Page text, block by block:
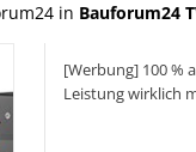
in Bauforum24
[Werbung] 100 %
Leistung wirklich